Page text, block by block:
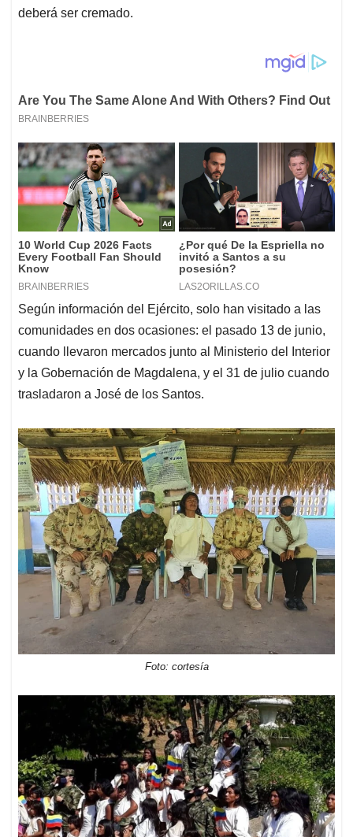
deberá ser cremado.
Según información del Ejército, solo han visitado a las
comunidades en dos ocasiones: el pasado 13 de junio,
cuando llevaron mercados junto al Ministerio del Interior
y la Gobernación de Magdalena, y el 31 de julio cuando
trasladaron a José de los Santos.
Foto: cortesía